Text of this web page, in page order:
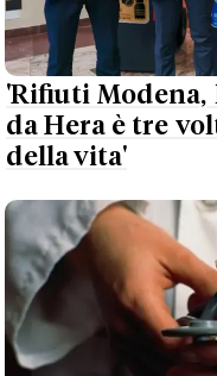
'Rifiuti Modena,
da Hera è tre
della vita'